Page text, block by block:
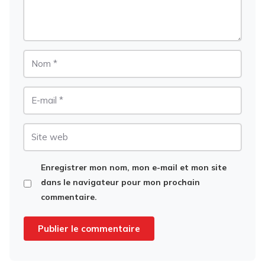
Enregistrer mon nom, mon e-mail et mon site
dans le navigateur pour mon prochain
commentaire.